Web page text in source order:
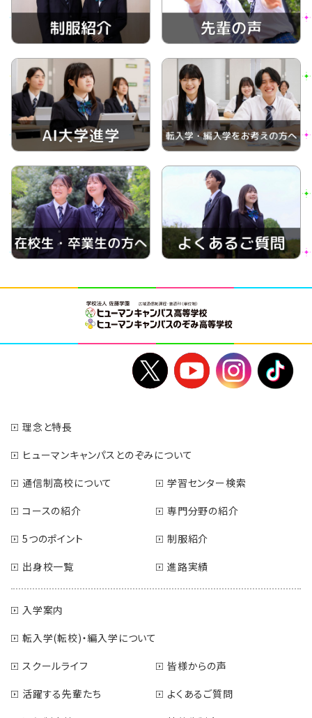
理念と特長
ヒューマンキャンパスとのぞみについて
通信制高校について
学習センター検索
コースの紹介
専門分野の紹介
5つのポイント
制服紹介
出身校一覧
進路実績
入学案内
転入学(転校)・編入学について
スクールライフ
皆様からの声
活躍する先輩たち
よくあるご質問